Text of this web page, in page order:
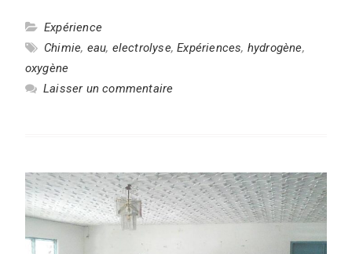
Expérience
Chimie, eau, electrolyse,Expériences, hydrogène,
oxygène
Laisser un commentaire